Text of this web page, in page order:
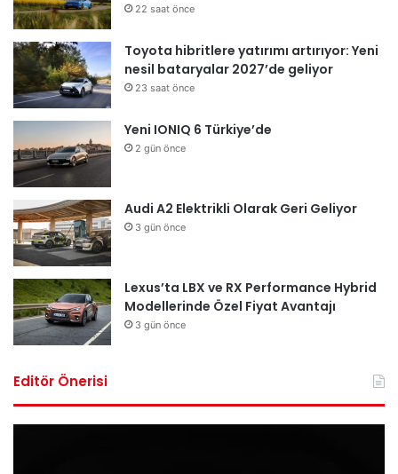
22 saat önce
Toyota hibritlere yatırımı artırıyor: Yeni
nesil bataryalar 2027’de geliyor
23 saat önce
Yeni IONIQ 6 Türkiye’de
2 gün önce
Audi A2 Elektrikli Olarak Geri Geliyor
3 gün önce
Lexus’ta LBX ve RX Performance Hybrid
Modellerinde Özel Fiyat Avantajı
3 gün önce
Editör Önerisi